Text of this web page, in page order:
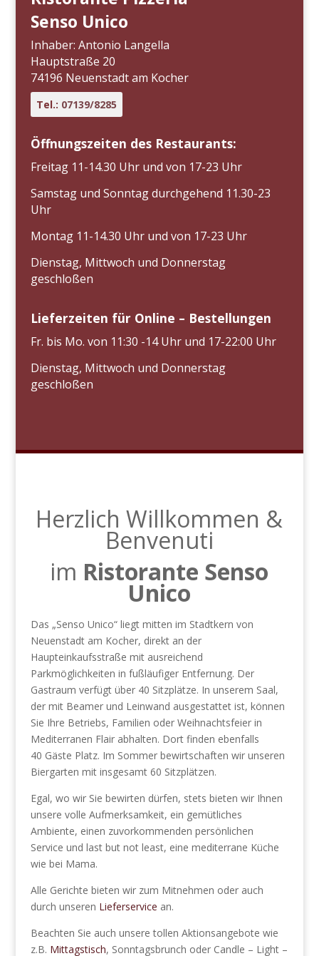
Senso Unico
Inhaber: Antonio Langella
Hauptstraße 20
74196 Neuenstadt am Kocher
Tel.: 07139/8285
Öffnungszeiten des Restaurants:
Freitag 11-14.30 Uhr und von 17-23 Uhr
Samstag und Sonntag durchgehend 11.30-23
Uhr
Montag 11-14.30 Uhr und von 17-23 Uhr
Dienstag, Mittwoch und Donnerstag
geschloßen
Lieferzeiten für Online – Bestellungen
Fr. bis Mo. von 11:30 -14 Uhr und 17-22:00 Uhr
Dienstag, Mittwoch und Donnerstag
geschloßen
Herzlich Willkommen &
Benvenuti
im Ristorante Senso
Unico
Das „Senso Unico“ liegt mitten im Stadtkern von
Neuenstadt am Kocher, direkt an der
Haupteinkaufsstraße mit ausreichend
Parkmöglichkeiten in fußläufiger Entfernung. Der
Gastraum verfügt über 40 Sitzplätze. In unserem Saal,
der mit Beamer und Leinwand ausgestattet ist, können
Sie Ihre Betriebs, Familien oder Weihnachtsfeier in
Mediterranen Flair abhalten. Dort finden ebenfalls
40 Gäste Platz. Im Sommer bewirtschaften wir unseren
Biergarten mit insgesamt 60 Sitzplätzen.
Egal, wo wir Sie bewirten dürfen, stets bieten wir Ihnen
unsere volle Aufmerksamkeit, ein gemütliches
Ambiente, einen zuvorkommenden persönlichen
Service und last but not least, eine mediterrane Küche
wie bei Mama.
Alle Gerichte bieten wir zum Mitnehmen oder auch
durch unseren Lieferservice an.
Beachten Sie auch unsere tollen Aktionsangebote wie
z.B. Mittagstisch, Sonntagsbrunch oder Candle – Light –